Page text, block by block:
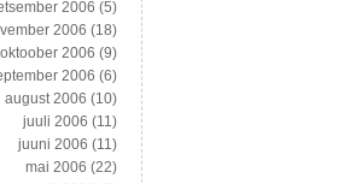
2006 (5)
2006 (18)
oktoober 2006 (9)
2006 (6)
august 2006 (10)
juuli 2006 (11)
juuni 2006 (11)
mai 2006 (22)